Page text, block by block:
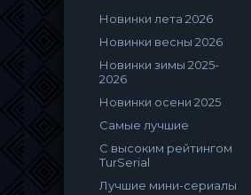
Новинки лета 2026
Новинки весны 2026
Новинки зимы 2025-
2026
Новинки осени 2025
Самые лучшие
С высоким рейтингом
TurSerial
Лучшие мини-сериалы